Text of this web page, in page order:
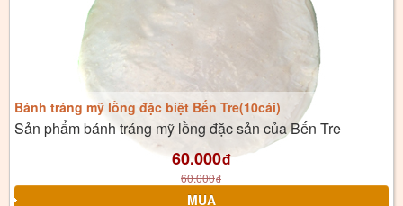
Bánh tráng mỹ lồng đặc biệt Bến Tre(10cái)
Sản phẩm bánh tráng mỹ lồng đặc sản của Bến Tre
60.000đ
60.000đ